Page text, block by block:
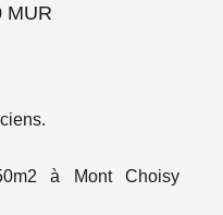
MUR
à Mont Choisy